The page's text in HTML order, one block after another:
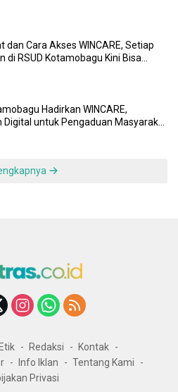
dan Cara Akses WINCARE, Setiap
di RSUD Kotamobagu Kini Bisa
Hadirkan WINCARE,
Digital untuk Pengaduan Masyarakat
Redaksi
Kontak
Info Iklan
Tentang Kami
Privasi